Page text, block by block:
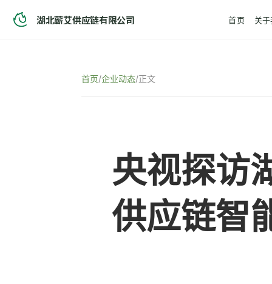
湖北蕲艾供应链有限公司 首页 关
首页/企业动态/正文
央视探访
供应链智